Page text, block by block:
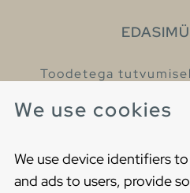
We use cookies
We use device identifiers
and ads to users, provide
Toodetega